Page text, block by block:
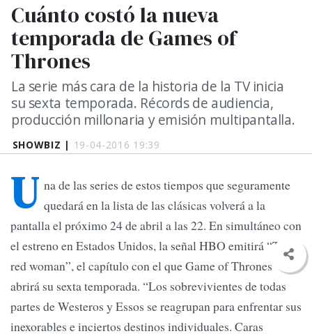
SHOWBIZ | 19-04-2016 19:39
Cuánto costó la nueva
temporada de Games of
Thrones
La serie más cara de la historia de la TV inicia
su sexta temporada. Récords de audiencia,
producción millonaria y emisión multipantalla.
U na de las series de estos tiempos que seguramente
quedará en la lista de las clásicas volverá a la
pantalla el próximo 24 de abril a las 22. En simultáneo con
el estreno en Estados Unidos, la señal HBO emitirá “The
red woman”, el capítulo con el que Game of Thrones
abrirá su sexta temporada. “Los sobrevivientes de todas
partes de Westeros y Essos se reagrupan para enfrentar sus
inexorables e inciertos destinos individuales. Caras